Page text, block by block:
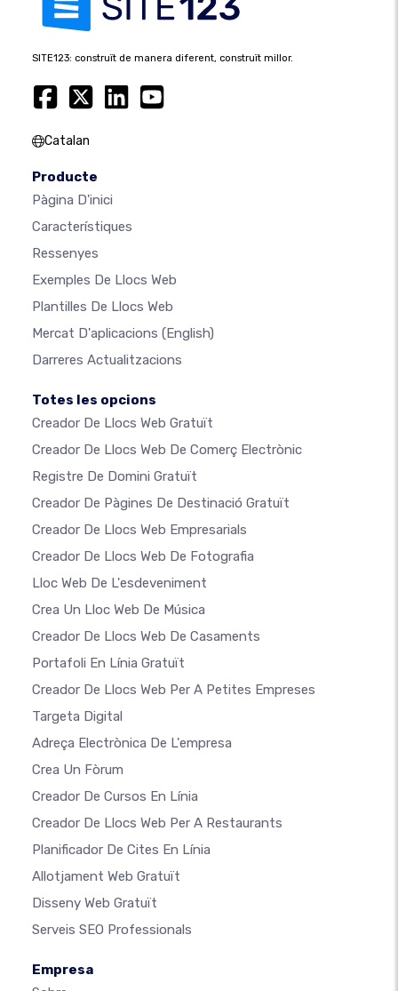
SITE123: construït de manera diferent, construït millor.
Catalan
Producte
Pàgina D'inici
Característiques
Ressenyes
Exemples De Llocs Web
Plantilles De Llocs Web
Mercat D'aplicacions (English)
Darreres Actualitzacions
Totes les opcions
Creador De Llocs Web Gratuït
Creador De Llocs Web De Comerç Electrònic
Registre De Domini Gratuït
Creador De Pàgines De Destinació Gratuït
Creador De Llocs Web Empresarials
Creador De Llocs Web De Fotografia
Lloc Web De L'esdeveniment
Crea Un Lloc Web De Música
Creador De Llocs Web De Casaments
Portafoli En Línia Gratuït
Creador De Llocs Web Per A Petites Empreses
Targeta Digital
Adreça Electrònica De L'empresa
Crea Un Fòrum
Creador De Cursos En Línia
Creador De Llocs Web Per A Restaurants
Planificador De Cites En Línia
Allotjament Web Gratuït
Disseny Web Gratuït
Serveis SEO Professionals
Empresa